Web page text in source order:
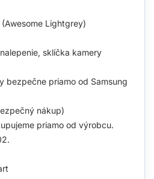
Lightgrey)
sklíčka kamery
bezpečne priamo od Samsung
nákup)
priamo od výrobcu.